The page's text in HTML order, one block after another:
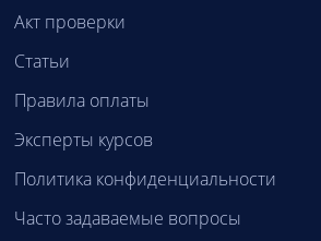
Акт проверки
Статьи
Правила оплаты
Эксперты курсов
Политика конфиденциальности
Часто задаваемые вопросы